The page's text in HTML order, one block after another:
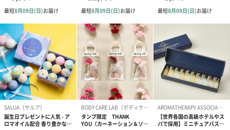
何もかも機械化する世の中で、「手作業のぬくもりや伝統を残し
たい」という想いから、和綴じ製本はすべて手作業で行われてい
ます。
＊2020年2月、CLAYD WEEK BOOKは優れたアジアのデザインに贈
られる” TOP AWARD ASIA ”を受賞しました。